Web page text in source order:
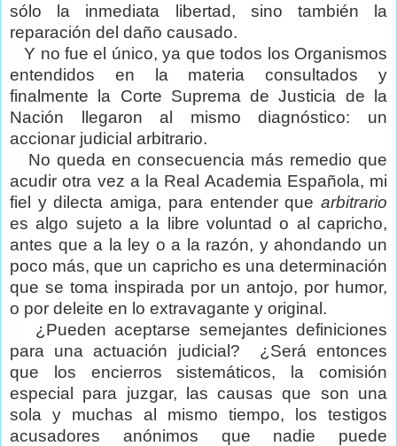
sólo la inmediata libertad, sino también la
reparación del daño causado.
Y no fue el único, ya que todos los Organismos
entendidos en la materia consultados y
finalmente la Corte Suprema de Justicia de la
Nación llegaron al mismo diagnóstico: un
accionar judicial arbitrario.
No queda en consecuencia más remedio que
acudir otra vez a la Real Academia Española, mi
fiel y dilecta amiga, para entender que arbitrario
es algo sujeto a la libre voluntad o al capricho,
antes que a la ley o a la razón, y ahondando un
poco más, que un capricho es una determinación
que se toma inspirada por un antojo, por humor,
o por deleite en lo extravagante y original.
¿Pueden aceptarse semejantes definiciones
para una actuación judicial?
¿Será entonces
que los encierros sistemáticos, la comisión
especial para juzgar, las causas que son una
sola y muchas al mismo tiempo, los testigos
acusadores anónimos que nadie puede